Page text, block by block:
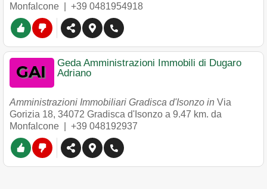
Monfalcone | +39 0481954918
Geda Amministrazioni Immobili di Dugaro
Adriano
Amministrazioni Immobiliari Gradisca d'Isonzo in Via
Gorizia 18, 34072 Gradisca d'Isonzo a 9.47 km. da
Monfalcone | +39 048192937